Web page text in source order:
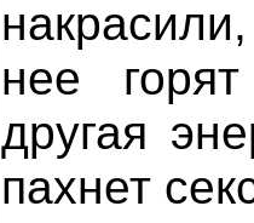
нее
другая
пахнет